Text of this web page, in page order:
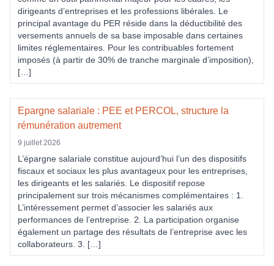
dirigeants d’entreprises et les professions libérales. Le
principal avantage du PER réside dans la déductibilité des
versements annuels de sa base imposable dans certaines
limites réglementaires. Pour les contribuables fortement
imposés (à partir de 30% de tranche marginale d’imposition),
[…]
Epargne salariale : PEE et PERCOL, structure la
rémunération autrement
9 juillet 2026
L’épargne salariale constitue aujourd’hui l’un des dispositifs
fiscaux et sociaux les plus avantageux pour les entreprises,
les dirigeants et les salariés. Le dispositif repose
principalement sur trois mécanismes complémentaires : 1.
L’intéressement permet d’associer les salariés aux
performances de l’entreprise. 2. La participation organise
également un partage des résultats de l’entreprise avec les
collaborateurs. 3. […]